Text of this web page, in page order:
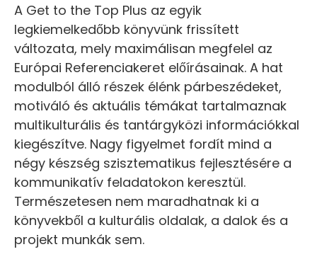
A Get to the Top Plus az egyik
legkiemelkedőbb könyvünk frissített
változata, mely maximálisan megfelel az
Európai Referenciakeret előírásainak. A hat
modulból álló részek élénk párbeszédeket,
motiváló és aktuális témákat tartalmaznak
multikulturális és tantárgyközi információkkal
kiegészítve. Nagy figyelmet fordít mind a
négy készség szisztematikus fejlesztésére a
kommunikatív feladatokon keresztül.
Természetesen nem maradhatnak ki a
könyvekből a kulturális oldalak, a dalok és a
projekt munkák sem.